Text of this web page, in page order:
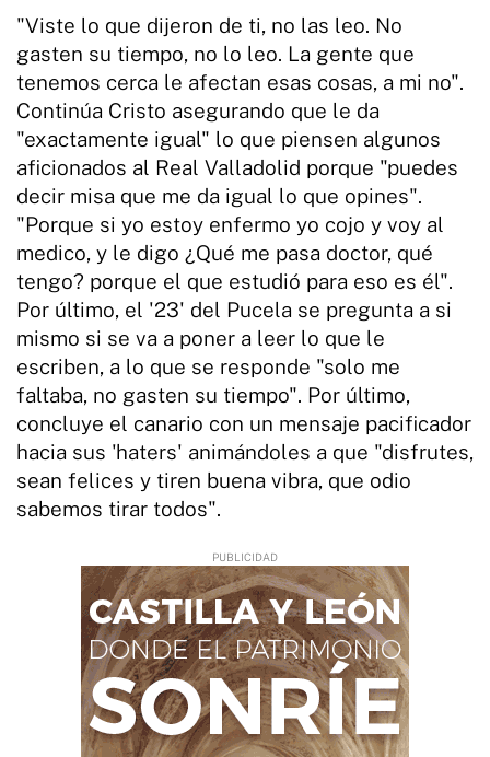
"Viste lo que dijeron de ti, no las leo. No
gasten su tiempo, no lo leo. La gente que
tenemos cerca le afectan esas cosas, a mi no".
Continúa Cristo asegurando que le da
"exactamente igual" lo que piensen algunos
aficionados al Real Valladolid porque "puedes
decir misa que me da igual lo que opines".
"Porque si yo estoy enfermo yo cojo y voy al
medico, y le digo ¿Qué me pasa doctor, qué
tengo? porque el que estudió para eso es él".
Por último, el '23' del Pucela se pregunta a si
mismo si se va a poner a leer lo que le
escriben, a lo que se responde "solo me
faltaba, no gasten su tiempo". Por último,
concluye el canario con un mensaje pacificador
hacia sus 'haters' animándoles a que "disfrutes,
sean felices y tiren buena vibra, que odio
sabemos tirar todos".